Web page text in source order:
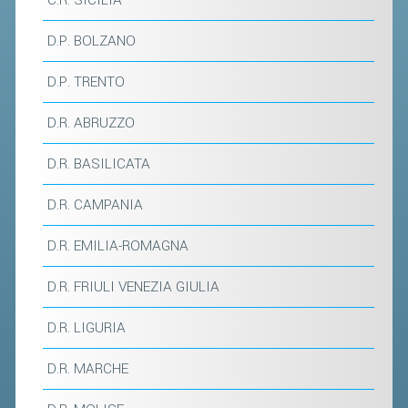
D.P. BOLZANO
D.P. TRENTO
D.R. ABRUZZO
D.R. BASILICATA
D.R. CAMPANIA
D.R. EMILIA-ROMAGNA
D.R. FRIULI VENEZIA GIULIA
D.R. LIGURIA
D.R. MARCHE
ASSICURAZIONE
CALENDARIO
COMUNICATI
ALBO D'ORO CAMPIONATI ITALIANI
EVENTI INTERNAZIONALI